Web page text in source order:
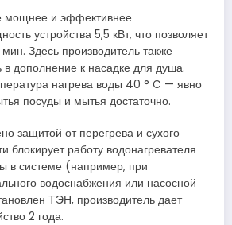
мощнее и эффективнее
устройства 5,5 кВт, что позволяет
Здесь производитель также
в дополнение к насадке для душа.
нагрева воды 40 ° C — явно
посуды и мытья достаточно.
защитой от перегрева и сухого
блокирует работу водонагревателя
в системе (например, при
водоснабжения или насосной
ТЭН, производитель дает
2 года.